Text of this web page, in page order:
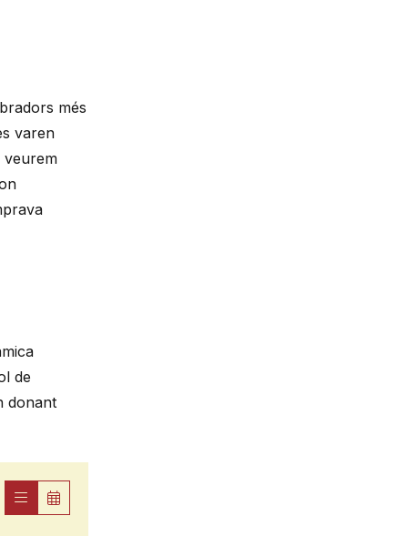
més
varen
veurem
de
donant